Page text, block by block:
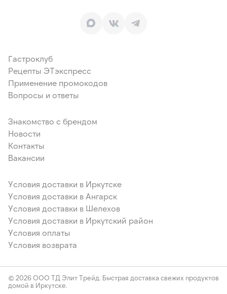
Гастроклуб
Рецепты ЭТэкспресс
Применение промокодов
Вопросы и ответы
Знакомство с брендом
Новости
Контакты
Вакансии
Условия доставки в Иркутске
Условия доставки в Ангарск
Условия доставки в Шелехов
Условия доставки в Иркутский район
Условия оплаты
Условия возврата
© 2026 ООО ТД Элит Трейд. Быстрая доставка свежих продуктов
домой в Иркутске.